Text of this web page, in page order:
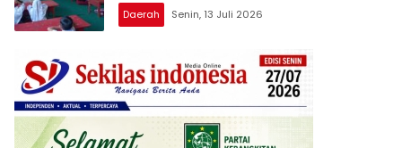
Daerah Senin, 13 Juli 2026